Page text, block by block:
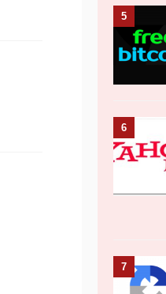
5
6
7